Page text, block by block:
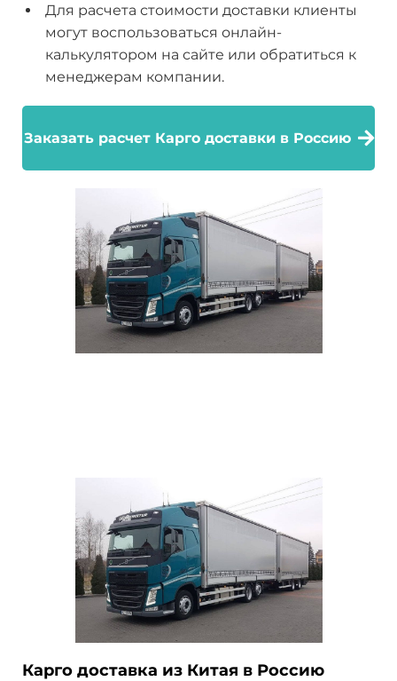
Для расчета стоимости доставки клиенты
могут воспользоваться онлайн-
калькулятором на сайте или обратиться к
менеджерам компании.
Заказать расчет Карго доставки в Россию
Карго доставка из Китая в Россию